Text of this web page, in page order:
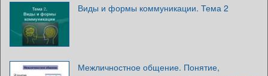
Виды и формы коммуникации. Тема 2
Межличностное общение. Понятие,